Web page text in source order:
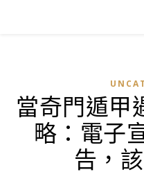
當奇門遁甲
略：電子
告，